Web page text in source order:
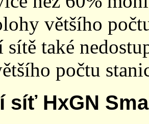
většího
sítě také
počtu
síť HxGN